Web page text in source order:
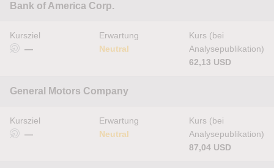
Bank of America Corp.
Kursziel
—
Erwartung
Neutral
Kurs (bei
Analysepublikation)
62,13 USD
General Motors Company
Kursziel
—
Erwartung
Neutral
Kurs (bei
Analysepublikation)
87,04 USD